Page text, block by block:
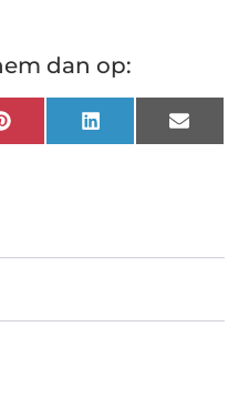
dan op:
Pinterest LinkedIn Email